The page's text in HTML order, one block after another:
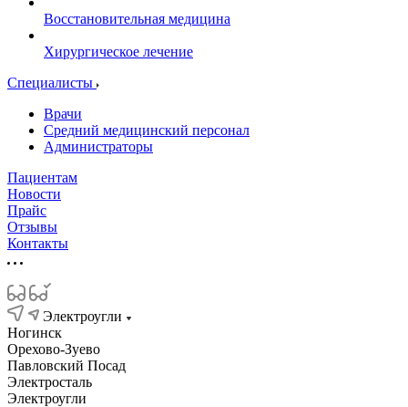
Восстановительная медицина
Хирургическое лечение
Специалисты
Врачи
Средний медицинский персонал
Администраторы
Пациентам
Новости
Прайс
Отзывы
Контакты
Электроугли
Ногинск
Орехово-Зуево
Павловский Посад
Электросталь
Электроугли